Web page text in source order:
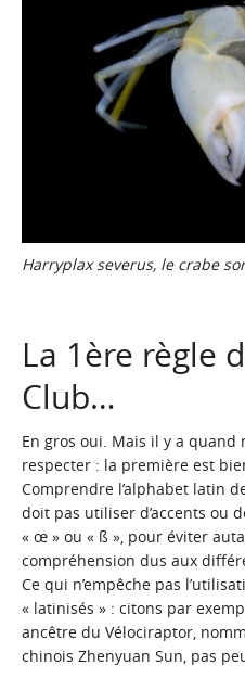
Harryplax severus, le crabe
La 1ère règle
Club…
En gros oui. Mais il y a quand
respecter : la première est
Comprendre l’alphabet latin
doit pas utiliser d’accents ou
« œ » ou « ß », pour éviter
compréhension dus aux
Ce qui n’empêche pas
« latinisés » : citons par
ancêtre du Vélociraptor,
chinois Zhenyuan Sun, pas